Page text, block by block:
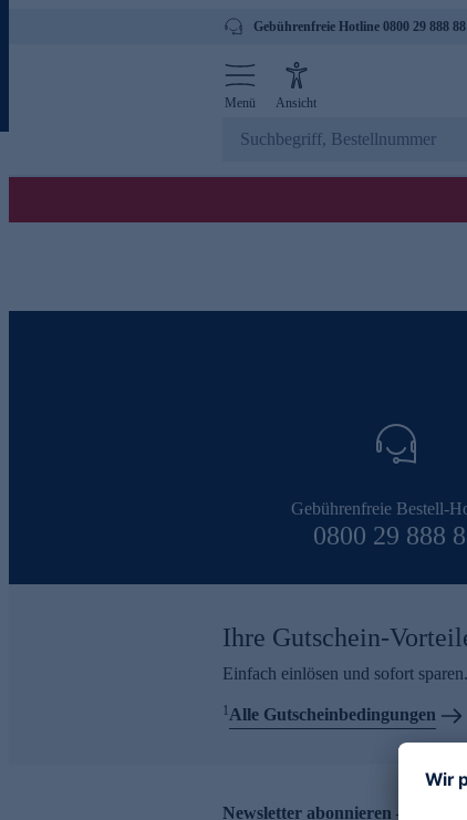
Gebührenfreie Hotline 0800 29 888 88
Menü Ansicht
Gebührenfreie Bestell-
0800 29 888
Ihre Gutschein-
Einfach einlösen und sofort
1Alle Gutscheinbedingungen
Newsletter abonnieren – 10 €